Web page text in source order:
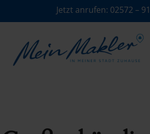
Jetzt anrufen: 02572 –